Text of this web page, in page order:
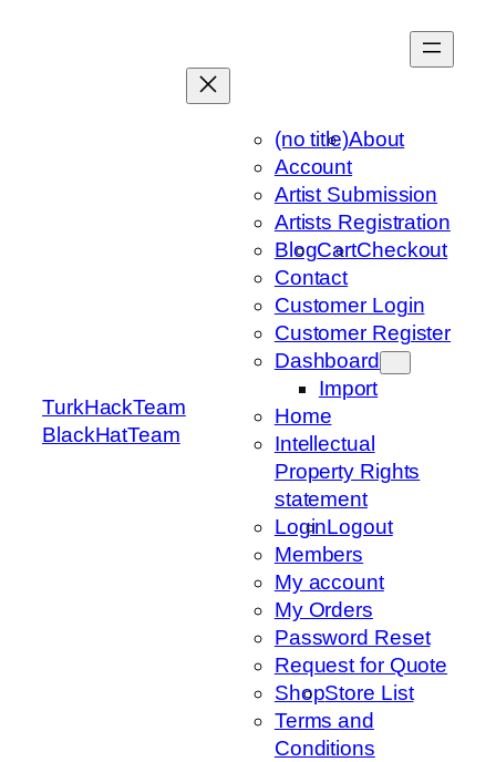
TurkHackTeam
BlackHatTeam
(no title)About
Account
Artist Submission
Artists Registration
BlogCartCheckout
Contact
Customer Login
Customer Register
Dashboard
Import
Home
Intellectual
Property Rights
statement
LoginLogout
Members
My account
My Orders
Password Reset
Request for Quote
ShopStore List
Terms and
Conditions